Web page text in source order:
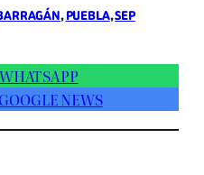
, PUEBLA, SEP
NEWS